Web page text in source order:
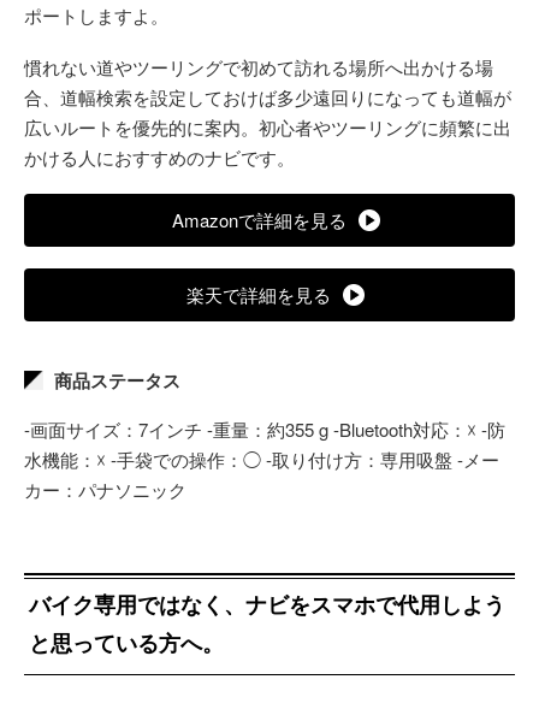
ポートしますよ。
慣れない道やツーリングで初めて訪れる場所へ出かける場
合、道幅検索を設定しておけば多少遠回りになっても道幅が
広いルートを優先的に案内。初心者やツーリングに頻繁に出
かける人におすすめのナビです。
Amazonで詳細を見る
楽天で詳細を見る
商品ステータス
-画面サイズ：7インチ -重量：約355 g -Bluetooth対応：☓ -防
水機能：☓ -手袋での操作：◯ -取り付け方：専用吸盤 -メー
カー：パナソニック
バイク専用ではなく、ナビをスマホで代用しよう
と思っている方へ。